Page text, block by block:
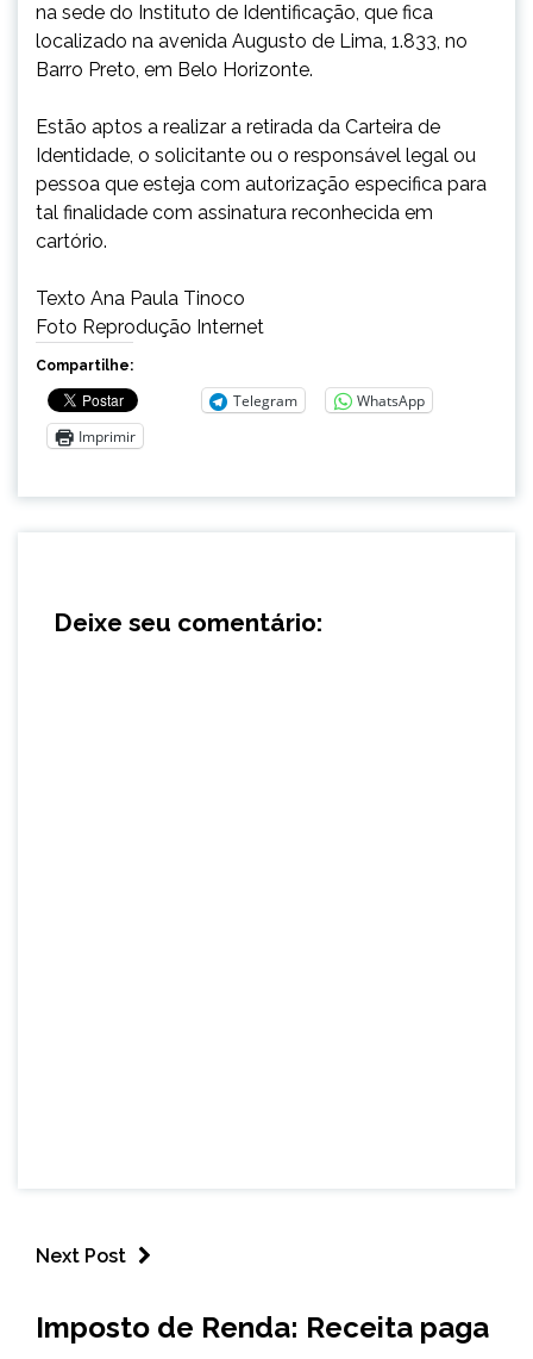
na sede do Instituto de Identificação, que fica
localizado na avenida Augusto de Lima, 1.833, no
Barro Preto, em Belo Horizonte.
Estão aptos a realizar a retirada da Carteira de
Identidade, o solicitante ou o responsável legal ou
pessoa que esteja com autorização especifica para
tal finalidade com assinatura reconhecida em
cartório.
Texto Ana Paula Tinoco
Foto Reprodução Internet
Compartilhe:
Telegram
WhatsApp
Imprimir
Deixe seu comentário:
Next Post
NOTÍCIAS
Imposto de Renda: Receita paga